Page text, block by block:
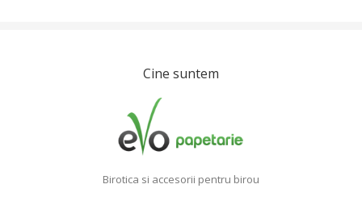
Cine suntem
Birotica si accesorii pentru birou